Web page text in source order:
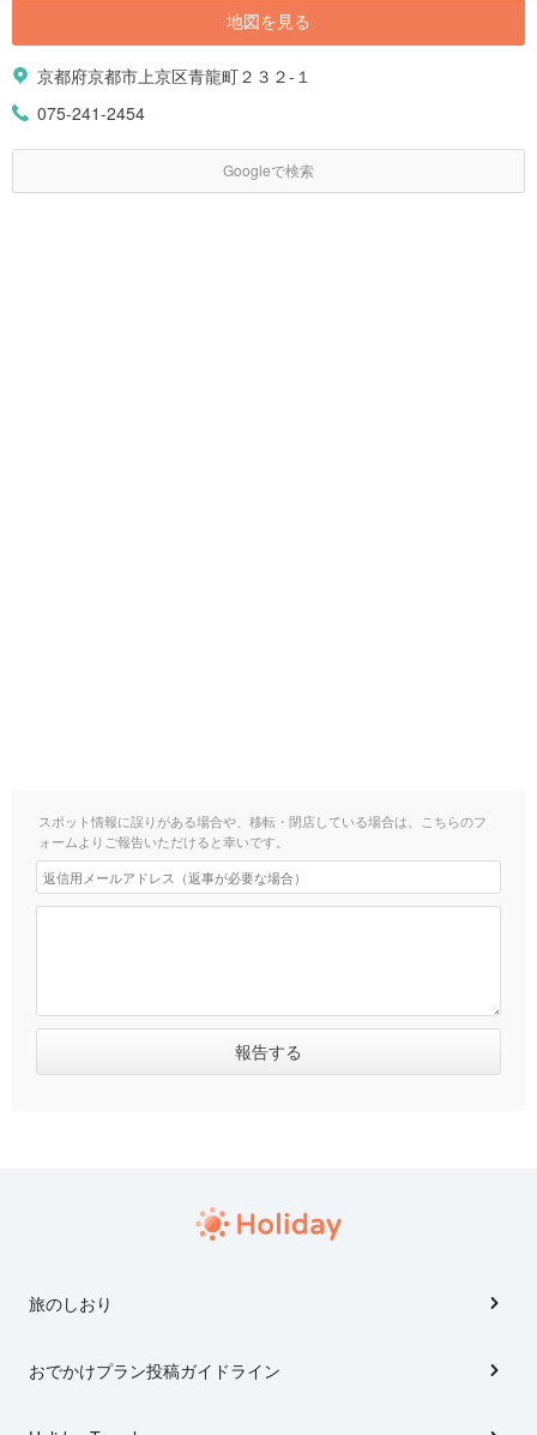
地図を見る
京都府京都市上京区青龍町２３２-１
075-241-2454
Googleで検索
スポット情報に誤りがある場合や、移転・閉店している場合は、こちらのフ
ォームよりご報告いただけると幸いです。
旅のしおり
おでかけプラン投稿ガイドライン